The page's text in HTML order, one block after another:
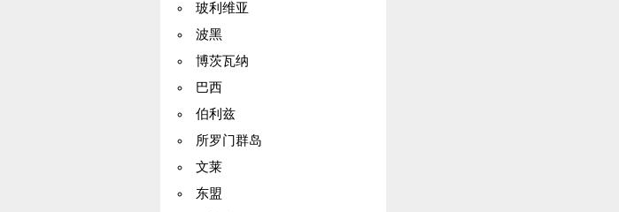
玻利维亚
波黑
博茨瓦纳
巴西
伯利兹
所罗门群岛
文莱
东盟